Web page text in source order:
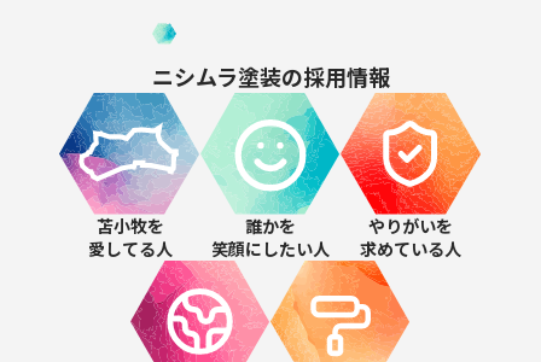
ニシムラ塗装の採用情報
苫小牧を
愛してる人
誰かを
笑顔にしたい人
やりがいを
求めている人